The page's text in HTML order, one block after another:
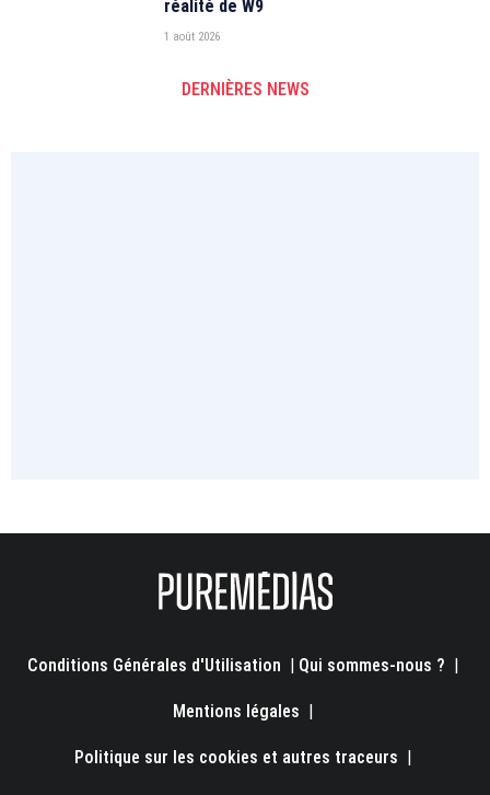
réalité de W9
1 août 2026
DERNIÈRES NEWS
Conditions Générales d'Utilisation Qui sommes-nous ?
Mentions légales
Politique sur les cookies et autres traceurs